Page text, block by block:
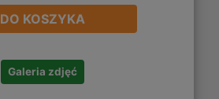
DO KOSZYKA
Galeria zdjęć